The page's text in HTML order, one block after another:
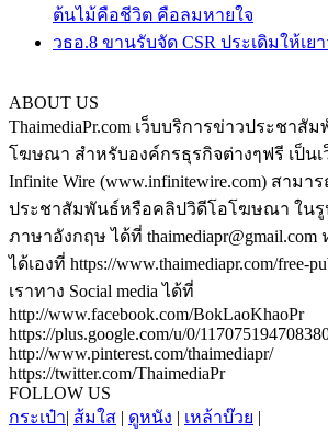
ต้นไม้คือชีวิต คือลมหายใจ
วธอ.8 ขานรับจัด CSR ประเดิมให้เย
ABOUT US
ThaimediaPr.com เว็บบริการข่าวประชา
โฆษณา สำหรับองค์กรธุรกิจต่างๆฟรี เป็นเ
Infinite Wire (www.infinitewire.com) สามา
ประชาสัมพันธ์หรือคลิปวิดีโอโฆษณา ในรู
ภาษาอังกฤษ ได้ที่
ได้เองที่ https://www.thaimediapr.com/free-
เราทาง Social media ได้ที่
http://www.facebook.com/BokLaoKhaoPr
https://plus.google.com/u/0/
http://www.pinterest.com/thaimediapr/
https://twitter.com/ThaimediaPr
FOLLOW US
กระเป๋า| ส้มใส | ดูหนัง | เหล้าบ๊วย |